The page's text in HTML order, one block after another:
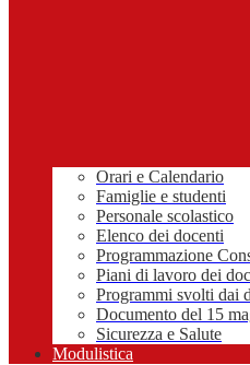
Orari e Calendario
Famiglie e studenti
Personale scolastico
Elenco dei docenti
Programmazione
Piani di lavoro dei
Programmi svolti dai
Documento del 15
Sicurezza e Salute
Modulistica